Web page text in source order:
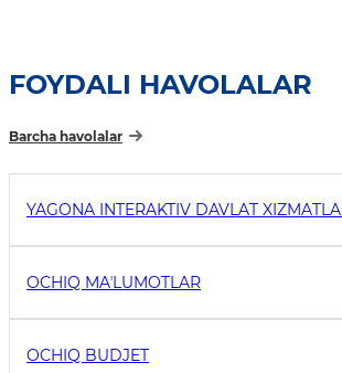
FOYDALI HAVOLALAR
Barcha havolalar
YAGONA INTERAKTIV DAVLAT
OCHIQ MAʼLUMOTLAR
OCHIQ BUDJET